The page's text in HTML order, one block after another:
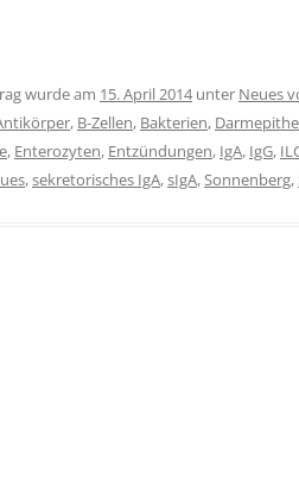
wurde am 15. April 2014unter Neues
, B-Zellen, Bakterien,
, Enterozyten, Entzündungen, IgA, IgG,
,sekretorisches IgA,sIgA, Sonnenberg,